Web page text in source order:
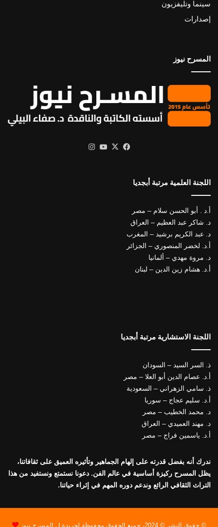
سينما وتليفزيون
إصدارات
المسرح نيوز
فيسبوك
X يوتيوب
اللجنة العلمية مرتبة أبجديا
أ.د . أبو الحسن سلام – مصر
د. شاكر عبد العظيم – العراق
د. عبد الكريم برشيد – المغرب
أ.د. لخضر المنصوري – الجزائر
د. مروة مهدي – ألمانيا
أ.د. هشام زين الدين – لبنان
اللجنة الاستشارية مرتبة أبجديا
ذ. السر السيد – السودان
أ.د. عصام الدين أبو العلا – مصر
ذ. سامي الزهراني – السعودية
أ.د. سليم عجاج – سوريا
د. محمد الخطيب – مصر
د. مهند العميدي – العراق
أ.د. ياسمين فراج – مصر
ندرك أنه بفضل قدرته على إلهام الجماهير وتأثيره العميق على ثقافاتنا،
يظل المسرح ركيزة أساسية في عالم الفن. دعونا نستمتع ونستفيد من هذا
التراث الثقافي الرائع وندعم دوره المهم في إثراء حياتنا.
© حقوق النشر © 2024، جميع الحقوق محفوظة لجريدة ل المسرح نيوز